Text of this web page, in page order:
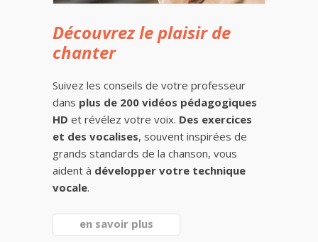
Découvrez le plaisir de
chanter
Suivez les conseils de votre professeur
dans plus de 200 vidéos pédagogiques
HD et révélez votre voix. Des exercices
et des vocalises, souvent inspirées de
grands standards de la chanson, vous
aident à développer votre technique
vocale.
en savoir plus